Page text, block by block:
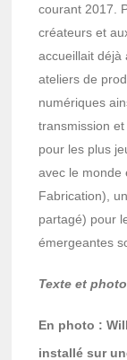
courant 2017.
créateurs et
accueillait déjà
ateliers de
numériques
transmission
pour les plus
avec le monde
Fabrication),
partagé) pour
émergeantes
Texte et
En photo :
installé sur